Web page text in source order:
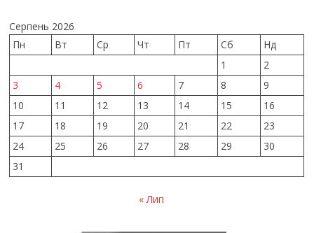
Серпень 2026
Пн
Вт Ср Чт Пт Сб
Нд
1
2
3
4 5 6 7 8
9
10
11 12 13 14 15
16
17
18 19 20 21 22
23
24
25 26 27 28 29
30
31
« Лип